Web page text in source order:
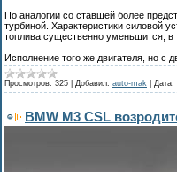
По аналогии со ставшей более
турбиной. Характеристики силовой
топлива существенно уменьшится, в
Исполнение того же двигателя, но с
Просмотров: 325 Добавил: auto-mak Дата:
BMW M3 CSL